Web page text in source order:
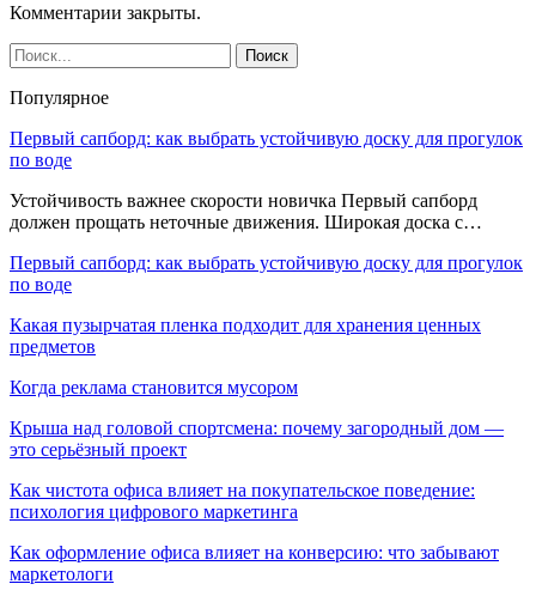
Комментарии закрыты.
Популярное
Первый сапборд: как выбрать устойчивую доску для прогулок
по воде
Устойчивость важнее скорости новичка Первый сапборд
должен прощать неточные движения. Широкая доска с…
Первый сапборд: как выбрать устойчивую доску для прогулок
по воде
Какая пузырчатая пленка подходит для хранения ценных
предметов
Когда реклама становится мусором
Крыша над головой спортсмена: почему загородный дом —
это серьёзный проект
Как чистота офиса влияет на покупательское поведение:
психология цифрового маркетинга
Как оформление офиса влияет на конверсию: что забывают
маркетологи